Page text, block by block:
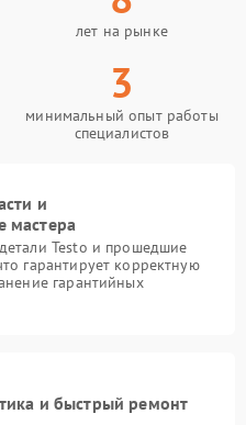
лет на рынке
3
минимальный опыт работы
специалистов
и
мастера
Testo и прошедшие
гарантирует корректную
гарантийных
и быстрый ремонт